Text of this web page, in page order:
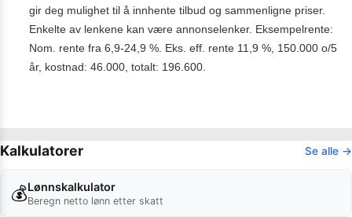
gir deg mulighet til å innhente tilbud og sammenligne priser.
Enkelte av lenkene kan være annonselenker. Eksempelrente:
Nom. rente fra 6,9-24,9 %. Eks. eff. rente 11,9 %, 150.000 o/5
år, kostnad: 46.000, totalt: 196.600.
Kalkulatorer Se alle →
💰Lønnskalkulator
Beregn netto lønn etter skatt